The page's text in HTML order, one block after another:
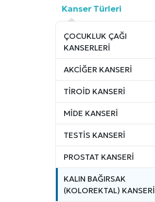
Kanser Türleri
ÇOCUKLUK ÇAĞI
KANSERLERİ
AKCİĞER KANSERİ
TİROİD KANSERİ
MİDE KANSERİ
TESTİS KANSERİ
PROSTAT KANSERİ
KALIN BAĞIRSAK
(KOLOREKTAL) KANSERİ